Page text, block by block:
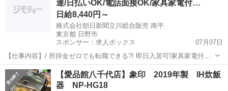
達/日払いOK/電話面接OK/家具家電付…
日給8,440円～
株式会社朝日新聞立川総合販売 南平
東京都 日野市
スポンサー：求人ボックス
07月07日
【仕事内容】/ 所持金ゼロでも転職できる?! 即日入居可!家具家電付き
の寮・社宅あり! 引っ越しや上京の費用は”すべて”負担します 必ず面
接!電話面接もOK! 魅力ポイント 家具家電付きの寮・社宅を完備 無資
格・未経験OK! 年齢...
アルバイト・パート
【愛品館八千代店】象印 2019年製 IH炊飯
器 NP-HG18